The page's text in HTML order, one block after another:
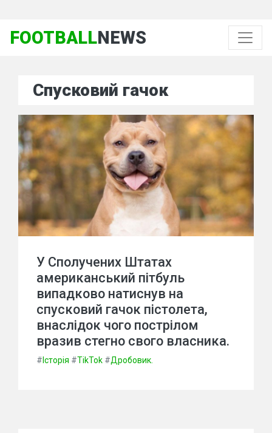
FOOTBALLNEWS
Спусковий гачок
У Сполучених Штатах
американський пітбуль
випадково натиснув на
спусковий гачок пістолета,
внаслідок чого пострілом
вразив стегно свого власника.
# Історія #TikTok #Дробовик.